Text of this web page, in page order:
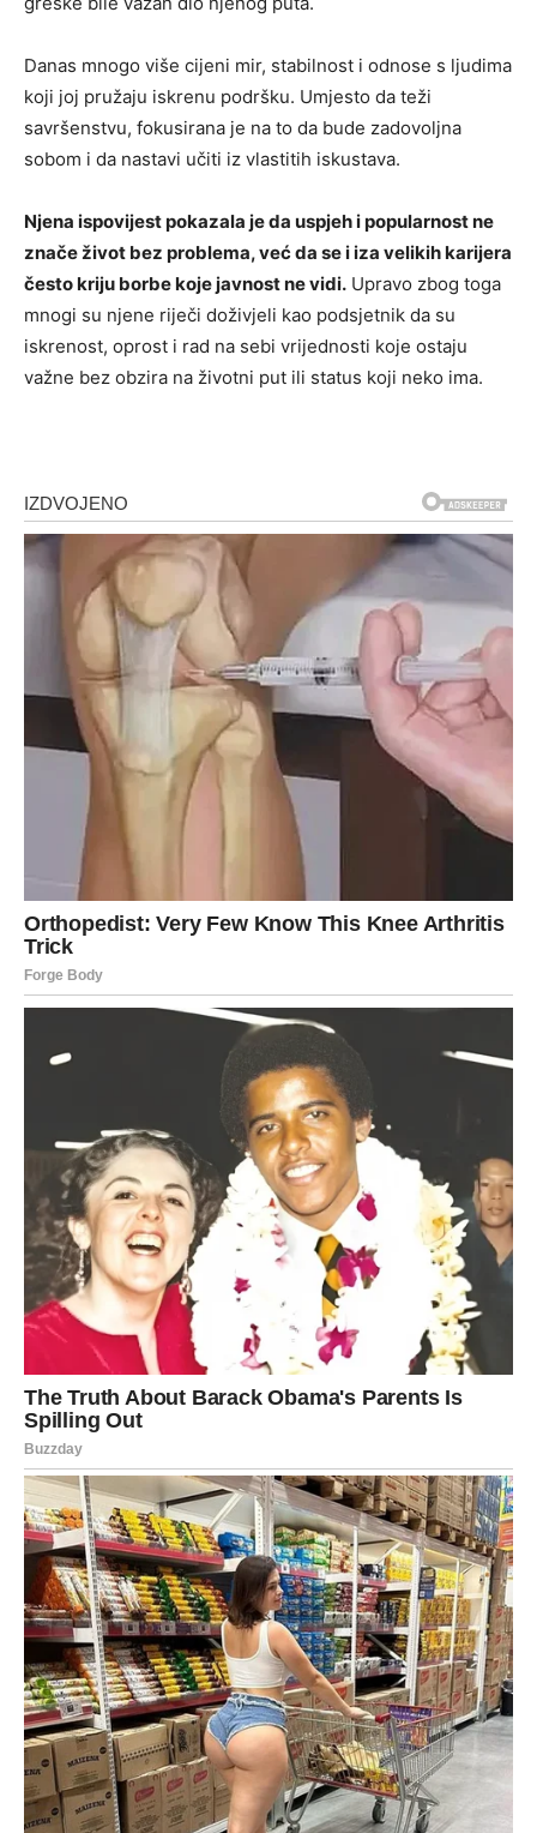
Danas mnogo više cijeni mir, stabilnost i odnose s ljudima
koji joj pružaju iskrenu podršku. Umjesto da teži
savršenstvu, fokusirana je na to da bude zadovoljna
sobom i da nastavi učiti iz vlastitih iskustava.
Njena ispovijest pokazala je da uspjeh i popularnost ne
znače život bez problema, već da se i iza velikih karijera
često kriju borbe koje javnost ne vidi. Upravo zbog toga
mnogi su njene riječi doživjeli kao podsjetnik da su
iskrenost, oprost i rad na sebi vrijednosti koje ostaju
važne bez obzira na životni put ili status koji neko ima.